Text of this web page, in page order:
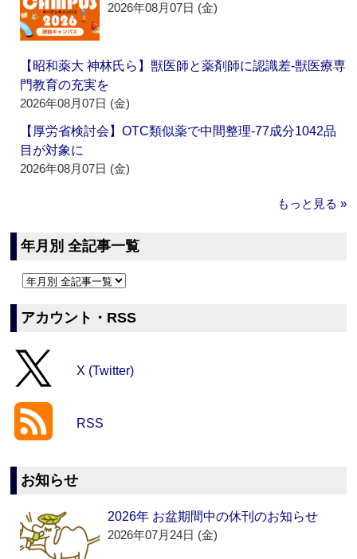
2026年08月07日 (金)
【昭和薬大 神林氏ら】獣医師と薬剤師に認識差‐獣医療専
門教育の充実を
2026年08月07日 (金)
【厚労省検討会】OTC類似薬で中間整理‐77成分1042品
目が対象に
2026年08月07日 (金)
もっと見る »
年月別 全記事一覧
アカウント・RSS
X (Twitter)
RSS
お知らせ
2026年 お盆期間中の休刊のお知らせ
2026年07月24日 (金)